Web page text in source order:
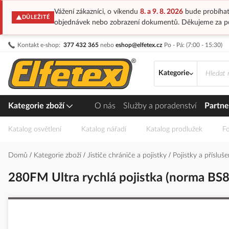
DŮLEŽITÉ
Vážení zákazníci, o víkendu 8. a 9. 8. 2026bude probíhat
objednávek nebo zobrazení dokumentů. Děkujeme za
Kontakt e-shop: 377 432 365 nebo eshop@elfetex.cz Po - Pá: (7:00 - 15:30)
Přejít
obsah
Kategorie
Kategorie zboží O nás Služby a poradenství
Katalog osvětlení Katalog nářadí Katalog prodlužek
Domů Kategorie zboží Jističe chrániče a pojistky Pojistky a
280FM Ultra rychlá pojistka (norma